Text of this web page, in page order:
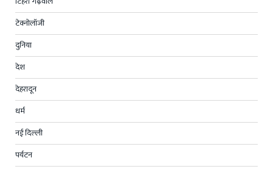
टेक्नोलॉजी
दुनिया
देश
देहरादून
धर्म
नई दिल्ली
पर्यटन